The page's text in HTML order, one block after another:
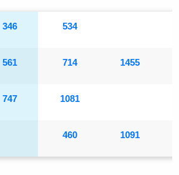
346 534
561 714 1455
747 1081
460 1091